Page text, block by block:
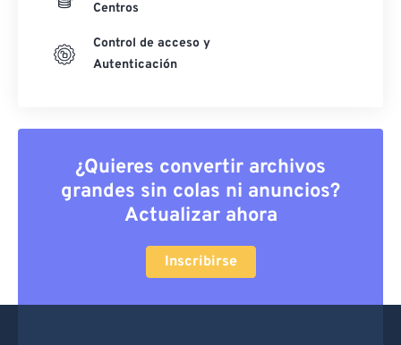
Centros
Control de acceso y
Autenticación
¿Quieres convertir archivos
grandes sin colas ni anuncios?
Actualizar ahora
Inscribirse